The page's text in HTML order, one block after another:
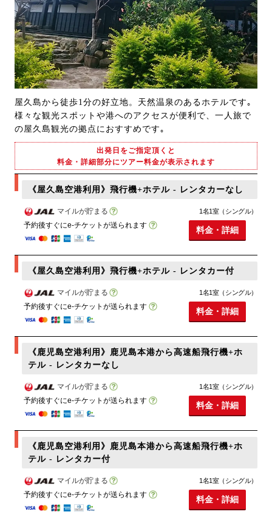
屋久島から徒歩1分の好立地。天然温泉のあるホテルです｡
様々な観光スポットや港へのアクセスが便利で、一人旅で
の屋久島観光の拠点におすすめです｡
出発日をご指定頂くと
料金・詳細部分にツアー料金が表示されます
《屋久島空港利用》飛行機+ホテル - レンタカーなし
マイルが貯まる
予約後すぐにe-チケットが送られます
1名1室（シングル）
料金・詳細
《屋久島空港利用》飛行機+ホテル - レンタカー付
マイルが貯まる
予約後すぐにe-チケットが送られます
1名1室（シングル）
料金・詳細
《鹿児島空港利用》鹿児島本港から高速船飛行機+ホ
テル - レンタカーなし
マイルが貯まる
予約後すぐにe-チケットが送られます
1名1室（シングル）
料金・詳細
《鹿児島空港利用》鹿児島本港から高速船飛行機+ホ
テル - レンタカー付
マイルが貯まる
予約後すぐにe-チケットが送られます
1名1室（シングル）
料金・詳細